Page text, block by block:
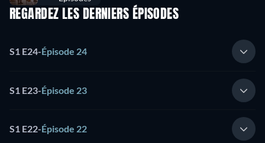
REGARDEZ LES DERNIERS ÉPISODES
S1 E24-Épisode 24
S1 E23-Épisode 23
S1 E22-Épisode 22